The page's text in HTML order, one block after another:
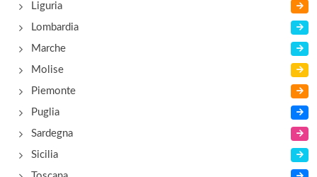
Liguria
Lombardia
Marche
Molise
Piemonte
Puglia
Sardegna
Sicilia